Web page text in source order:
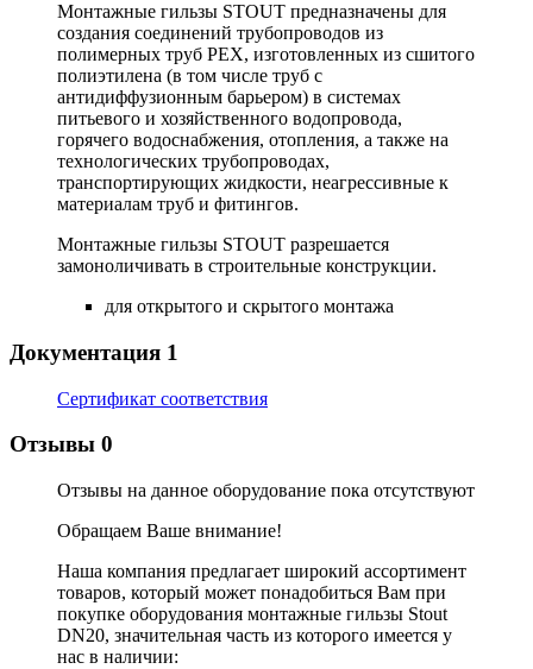
Монтажные гильзы STOUT предназначены для
создания соединений трубопроводов из
полимерных труб PEX, изготовленных из сшитого
полиэтилена (в том числе труб с
антидиффузионным барьером) в системах
питьевого и хозяйственного водопровода,
горячего водоснабжения, отопления, а также на
технологических трубопроводах,
транспортирующих жидкости, неагрессивные к
материалам труб и фитингов.
Монтажные гильзы STOUT разрешается
замоноличивать в строительные конструкции.
для открытого и скрытого монтажа
Документация 1
Сертификат соответствия
Отзывы 0
Отзывы на данное оборудование пока отсутствуют
Обращаем Ваше внимание!
Наша компания предлагает широкий ассортимент
товаров, который может понадобиться Вам при
покупке оборудования монтажные гильзы Stout
DN20, значительная часть из которого имеется у
нас в наличии: